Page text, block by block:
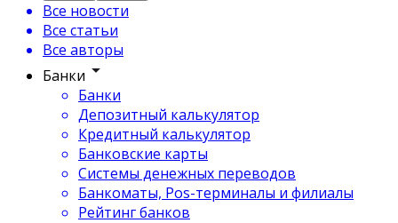
Все новости
Все статьи
Все авторы
Банки
Банки
Депозитный калькулятор
Кредитный калькулятор
Банковские карты
Системы денежных переводов
Банкоматы, Pos-терминалы и филиалы
Рейтинг банков